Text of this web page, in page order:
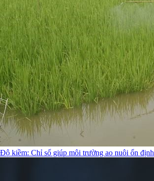
Độ kiềm: Chỉ số giúp môi trường ao nuôi ổn định